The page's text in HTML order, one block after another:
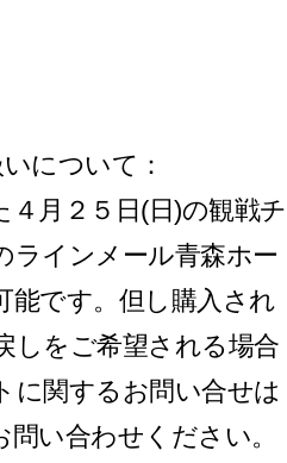
について：
月２５日(日)の観戦チ
ラインメール青森ホー
能です。但し購入され
しをご希望される場合
に関するお問い合せは
い合わせください。